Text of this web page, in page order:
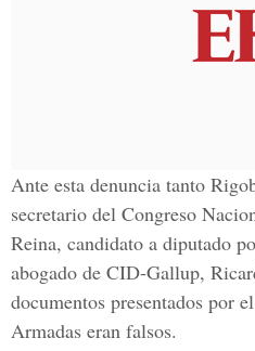
Ante esta denuncia tanto
secretario del Congreso
Reina, candidato a diputado
abogado de CID-Gallup,
documentos presentados por
Armadas eran falsos.